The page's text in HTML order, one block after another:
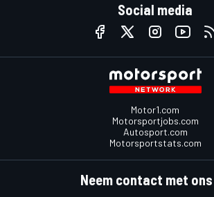
Social media
Motor1.com
Motorsportjobs.com
Autosport.com
Motorsportstats.com
Neem contact met